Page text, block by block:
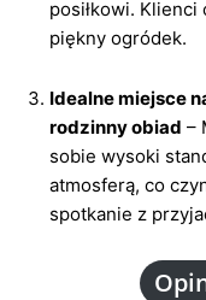
posiłkowi.
piękny ogródek.
Idealne miejsce
rodzinny obiad –
sobie wysoki
atmosferą, co
spotkanie z